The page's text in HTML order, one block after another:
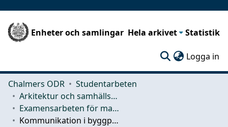
Enheter och samlingar Hela arkivet Statistik
Logga in
Chalmers ODR
Studentarbeten
Arkitektur och samhällsbyggnadsteknik (ACE)
Examensarbeten för masterexamen
Kommunikation i byggprojekt - Riksbyggens införande av projektplattformen: "CAD-Q Projektnavet"